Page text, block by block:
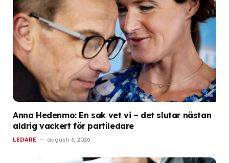
Anna Hedenmo: En sak vet vi – det slutar nästan
aldrig vackert för partiledare
LEDARE augusti 6, 2026